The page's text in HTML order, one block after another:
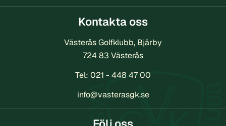
Kontakta oss
Västerås Golfklubb, Bjärby
724 83 Västerås
Tel: 021 - 448 47 00
info@vasterasgk.se